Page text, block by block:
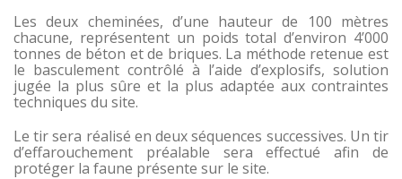
Les deux cheminées, d’une hauteur de 100 mètres
chacune, représentent un poids total d’environ 4’000
tonnes de béton et de briques. La méthode retenue est
le basculement contrôlé à l’aide d’explosifs, solution
jugée la plus sûre et la plus adaptée aux contraintes
techniques du site.
Le tir sera réalisé en deux séquences successives. Un tir
d’effarouchement préalable sera effectué afin de
protéger la faune présente sur le site.